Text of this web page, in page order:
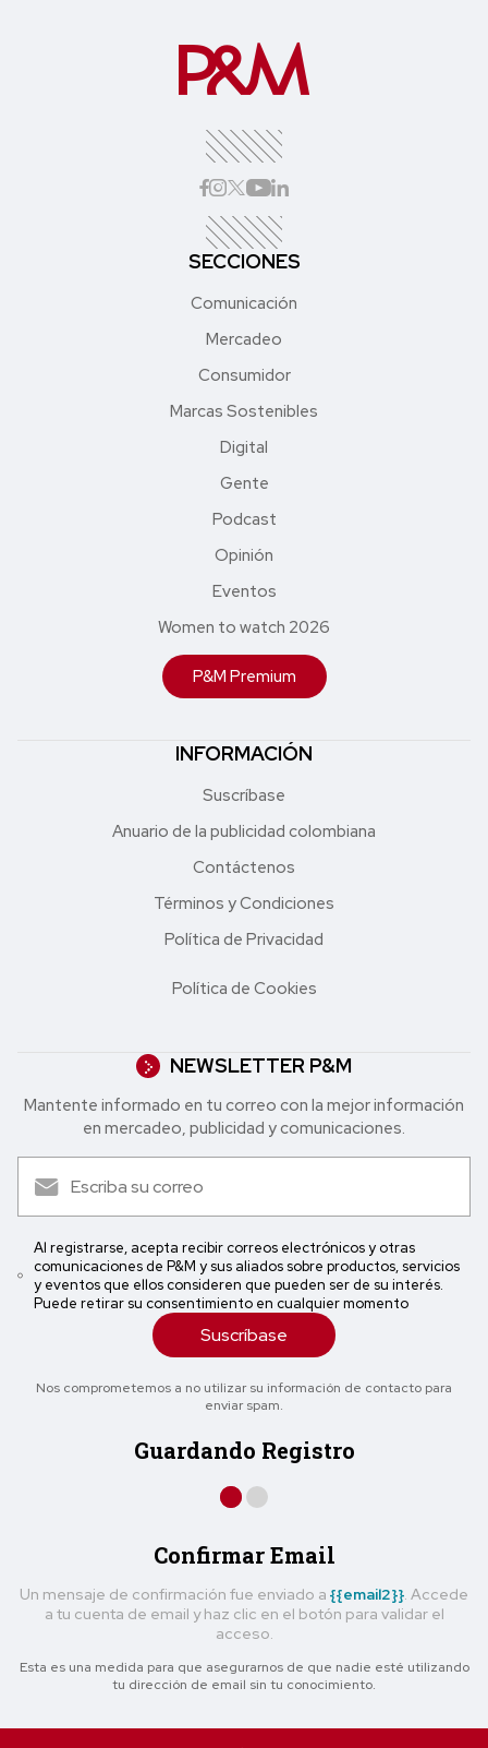
SECCIONES
Comunicación
Mercadeo
Consumidor
Marcas Sostenibles
Digital
Gente
Podcast
Opinión
Eventos
Women to watch 2026
P&M Premium
INFORMACIÓN
Suscríbase
Anuario de la publicidad colombiana
Contáctenos
Términos y Condiciones
Política de Privacidad
Política de Cookies
NEWSLETTER P&M
Mantente informado en tu correo con la mejor in formación
en mercadeo, publicidad y comunicaciones.
Al registrarse, acepta recibir correos electrónicos y otras
comunicaciones de P&M y sus aliados sobre productos, servicios
y eventos que ellos consideren que pueden ser de su interés.
Puede retirar su consentimiento en cualquier momento
Suscríbase
Nos comprometemos a no utilizar su información de contacto para
enviar spam.
Guardando Registro
Confirmar Email
Un mensaje de confirmación fue enviado a {{email2}}. Accede
a tu cuenta de email y haz clic en el botón para validar el
acceso.
Esta es una medida para que asegurarnos de que nadie esté utilizando
tu dirección de email sin tu conocimiento.